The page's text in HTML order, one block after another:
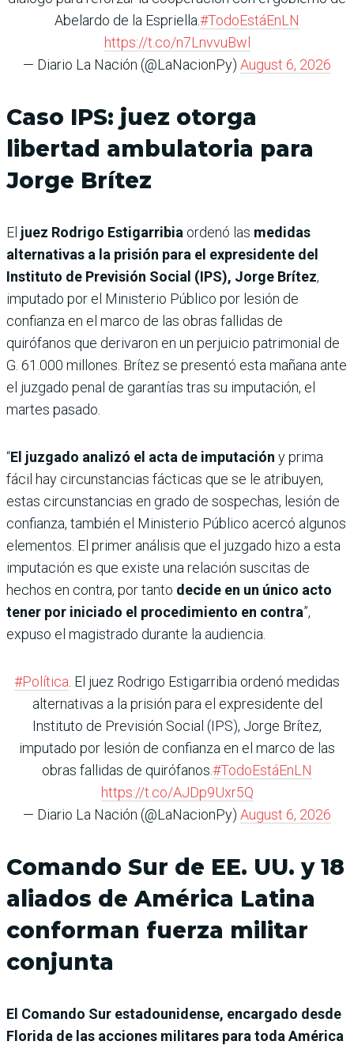
Abelardo de la Espriella.#TodoEstáEnLN
https://t.co/n7LnvvuBwl
— Diario La Nación (@LaNacionPy) August 6, 2026
Caso IPS: juez otorga
libertad ambulatoria para
Jorge Brítez
El juez Rodrigo Estigarribia ordenó las medidas
alternativas a la prisión para el expresidente del
Instituto de Previsión Social (IPS), Jorge Brítez,
imputado por el Ministerio Público por lesión de
confianza en el marco de las obras fallidas de
quirófanos que derivaron en un perjuicio patrimonial de
G. 61.000 millones. Brítez se presentó esta mañana ante
el juzgado penal de garantías tras su imputación, el
martes pasado.
“El juzgado analizó el acta de imputación y prima
fácil hay circunstancias fácticas que se le atribuyen,
estas circunstancias en grado de sospechas, lesión de
confianza, también el Ministerio Público acercó algunos
elementos. El primer análisis que el juzgado hizo a esta
imputación es que existe una relación suscitas de
hechos en contra, por tanto decide en un único acto
tener por iniciado el procedimiento en contra”,
expuso el magistrado durante la audiencia.
#Política . El juez Rodrigo Estigarribia ordenó medidas
alternativas a la prisión para el expresidente del
Instituto de Previsión Social (IPS), Jorge Brítez,
imputado por lesión de confianza en el marco de las
obras fallidas de quirófanos.#TodoEstáEnLN
https://t.co/AJDp9Uxr5Q
— Diario La Nación (@LaNacionPy) August 6, 2026
Comando Sur de EE. UU. y 18
aliados de América Latina
conforman fuerza militar
conjunta
El Comando Sur estadounidense, encargado desde
Florida de las acciones militares para toda América